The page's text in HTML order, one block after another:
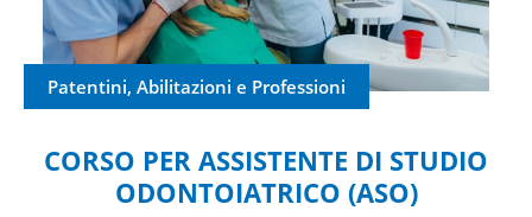
Patentini, Abilitazioni e Professioni
CORSO PER ASSISTENTE DI STUDIO
ODONTOIATRICO (ASO)